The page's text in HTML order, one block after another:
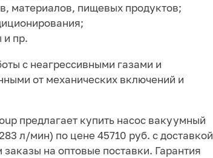
материалов, пищевых продуктов;
и пр.
с неагрессивными газами и
от механических включений и
предлагает купить насос вакуумный
л/мин) по цене 45710 руб. с доставкой
на оптовые поставки. Гарантия